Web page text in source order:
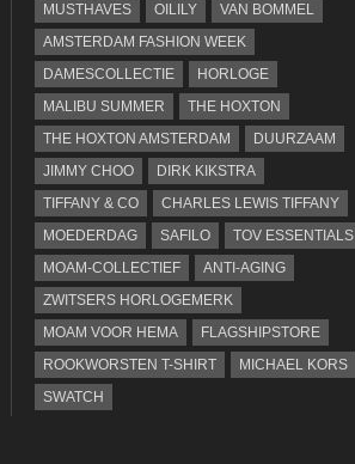
MUSTHAVES
OILILY
VAN BOMMEL
AMSTERDAM FASHION WEEK
DAMESCOLLECTIE
HORLOGE
MALIBU SUMMER
THE HOXTON
THE HOXTON AMSTERDAM
DUURZAAM
JIMMY CHOO
DIRK KIKSTRA
TIFFANY & CO
CHARLES LEWIS TIFFANY
MOEDERDAG
SAFILO
TOV ESSENTIALS
MOAM-COLLECTIEF
ANTI-AGING
ZWITSERS HORLOGEMERK
MOAM VOOR HEMA
FLAGSHIPSTORE
ROOKWORSTEN T-SHIRT
MICHAEL KORS
SWATCH